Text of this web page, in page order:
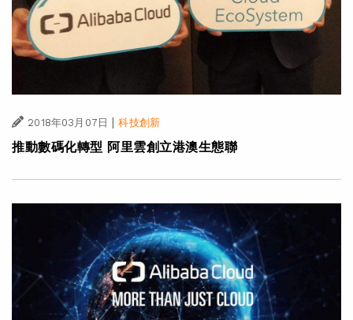
2018年03月07日 | 科技創新
推動數碼化轉型 阿里雲創立港澳生態聯